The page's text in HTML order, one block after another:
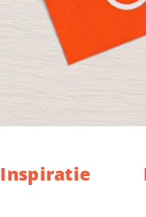
Inspiratie